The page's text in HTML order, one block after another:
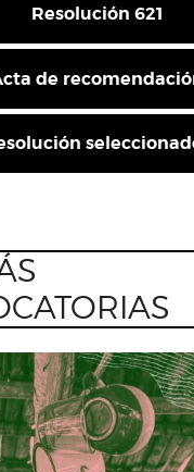
Resolución 621
de